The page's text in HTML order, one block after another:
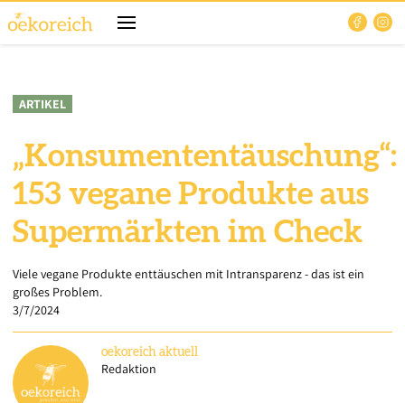
ARTIKEL
„Konsumententäuschung“:
153 vegane Produkte aus
Supermärkten im Check
Viele vegane Produkte enttäuschen mit Intransparenz - das ist ein
großes Problem.
3/7/2024
oekoreich aktuell
Redaktion